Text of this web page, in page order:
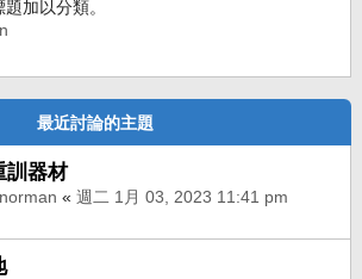
加以分類。
最近討論的主題
訓器材
norman « 週二 1月 03, 2023 11:41 pm